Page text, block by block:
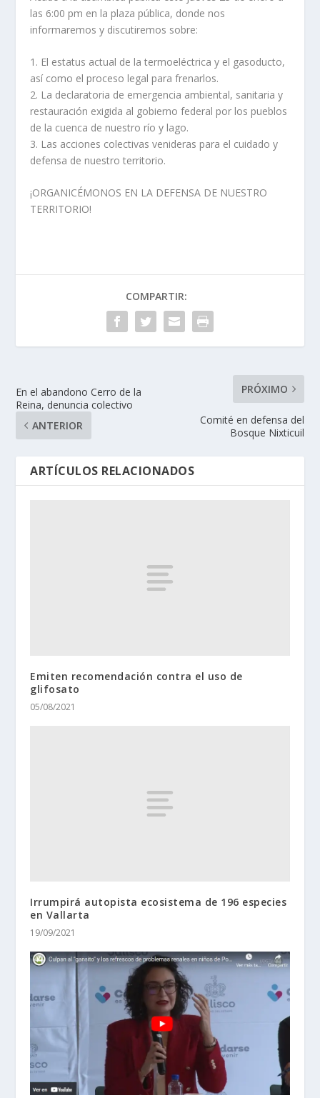
las 6:00 pm en la plaza pública, donde nos
informaremos y discutiremos sobre:
1. El estatus actual de la termoeléctrica y el gasoducto,
así como el proceso legal para frenarlos.
2. La declaratoria de emergencia ambiental, sanitaria y
restauración exigida al gobierno federal por los pueblos
de la cuenca de nuestro río y lago.
3. Las acciones colectivas venideras para el cuidado y
defensa de nuestro territorio.
¡ORGANICÉMONOS EN LA DEFENSA DE NUESTRO
TERRITORIO!
COMPARTIR:
En el abandono Cerro de la
Reina, denuncia colectivo
ANTERIOR
PRÓXIMO
Comité en defensa del
Bosque Nixticuil
ARTÍCULOS RELACIONADOS
Emiten recomendación contra el uso de
glifosato
05/08/2021
Irrumpirá autopista ecosistema de 196 especies
en Vallarta
19/09/2021